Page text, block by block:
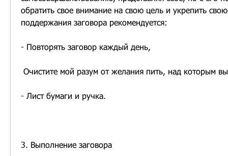
обратить свое внимание на свою цель и укрепить
поддержания заговора рекомендуется:
- Повторять заговор каждый день,
Очистите мой разум от желания пить, над которым вы
- Лист бумаги и ручка.
3. Выполнение заговора